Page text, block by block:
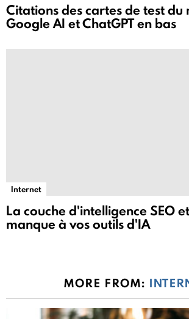
Citations des cartes de test du
Google AI et ChatGPT en bas
Internet
La couche d'intelligence SEO
manque à vos outils d'IA
MORE FROM: